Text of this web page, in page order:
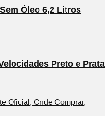
Óleo 6,2 Litros
Preto e Prata